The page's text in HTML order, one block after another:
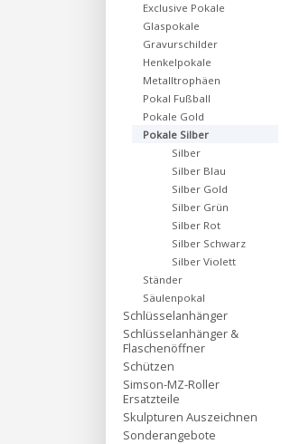
Exclusive Pokale
Glaspokale
Gravurschilder
Henkelpokale
Metalltrophäen
Pokal Fußball
Pokale Gold
Pokale Silber
Silber
Silber Blau
Silber Gold
Silber Grün
Silber Rot
Silber Schwarz
Silber Violett
Ständer
Säulenpokal
Schlüsselanhänger
Schlüsselanhänger &
Flaschenöffner
Schützen
Simson-MZ-Roller
Ersatzteile
Skulpturen Auszeichnen
Sonderangebote